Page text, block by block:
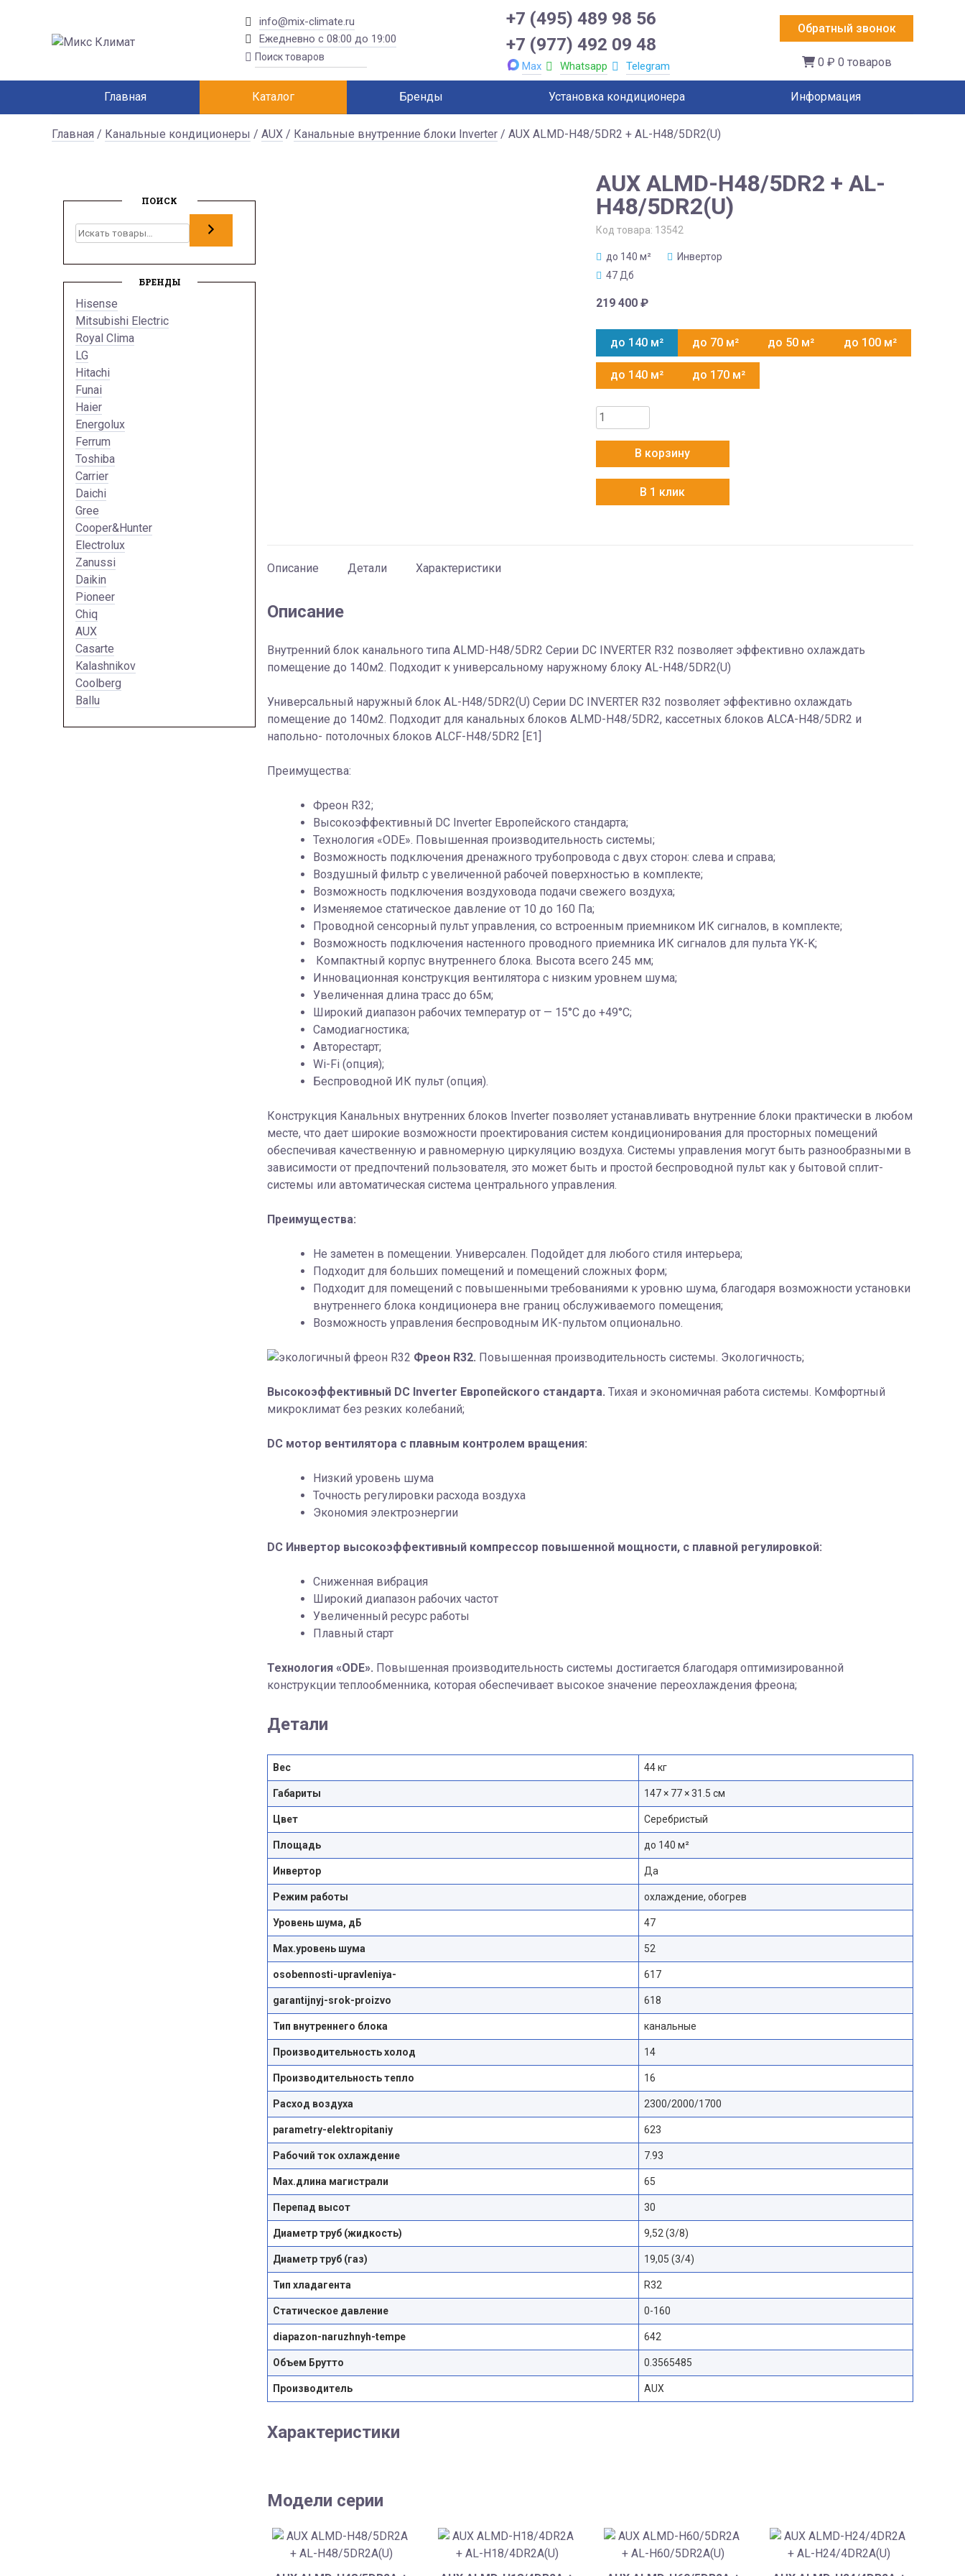
info@mix-climate.ru
Ежедневно с 08:00 до 19:00
+7 (495) 489 98 56
+7 (977) 492 09 48
Max Whatsapp Telegram
Обратный звонок
0 ₽ 0 товаров
Главная Каталог Бренды Установка кондиционера Информация
Главная / Канальные кондиционеры / AUX / Канальные внутренние блоки Inverter / AUX ALMD-H48/5DR2 + AL-H48/5DR2(U)
AUX ALMD-H48/5DR2 + AL-
H48/5DR2(U)
Код товара: 13542
до 140 м²
Инвертор
47 Дб
219 400 ₽
до 140 м² до 70 м² до 50 м² до 100 м²
до 140 м² до 170 м²
Количество
товара
ALMD-
H48/5DR2
В корзину
В 1 клик
Описание Детали Характеристики
Описание
Внутренний блок канального типа ALMD-H48/5DR2 Серии DC INVERTER R32 позволяет эффективно охлаждать
помещение до 140м2. Подходит к универсальному наружному блоку AL-H48/5DR2(U)
Универсальный наружный блок AL-H48/5DR2(U) Серии DC INVERTER R32 позволяет эффективно охлаждать
помещение до 140м2. Подходит для канальных блоков ALMD-H48/5DR2, кассетных блоков ALCA-H48/5DR2 и
напольно- потолочных блоков ALCF-Н48/5DR2 [E1]
Преимущества:
Фреон R32;
Высокоэффективный DC Inverter Европейского стандарта;
Технология «ODE». Повышенная производительность системы;
Возможность подключения дренажного трубопровода с двух сторон: слева и справа;
Воздушный фильтр с увеличенной рабочей поверхностью в комплекте;
Возможность подключения воздуховода подачи свежего воздуха;
Изменяемое статическое давление от 10 до 160 Па;
Проводной сенсорный пульт управления, со встроенным приемником ИК сигналов, в комплекте;
Возможность подключения настенного проводного приемника ИК сигналов для пульта YK-K;
Компактный корпус внутреннего блока. Высота всего 245 мм;
Инновационная конструкция вентилятора с низким уровнем шума;
Увеличенная длина трасс до 65м;
Широкий диапазон рабочих температур от — 15°С до +49°С;
Самодиагностика;
Авторестарт;
Wi-Fi (опция);
Беспроводной ИК пульт (опция).
Конструкция Канальных внутренних блоков Inverter позволяет устанавливать внутренние блоки практически в любом
месте, что дает широкие возможности проектирования систем кондиционирования для просторных помещений
обеспечивая качественную и равномерную циркуляцию воздуха. Системы управления могут быть разнообразными в
зависимости от предпочтений пользователя, это может быть и простой беспроводной пульт как у бытовой сплит-
системы или автоматическая система центрального управления.
Преимущества:
Не заметен в помещении. Универсален. Подойдет для любого стиля интерьера;
Подходит для больших помещений и помещений сложных форм;
Подходит для помещений с повышенными требованиями к уровню шума, благодаря возможности установки
внутреннего блока кондиционера вне границ обслуживаемого помещения;
Возможность управления беспроводным ИК-пультом опционально.
Фреон R32. Повышенная производительность системы. Экологичность;
Высокоэффективный DC Inverter Европейского стандарта. Тихая и экономичная работа системы. Комфортный
микроклимат без резких колебаний;
DC мотор вентилятора с плавным контролем вращения:
Низкий уровень шума
Точность регулировки расхода воздуха
Экономия электроэнергии
DC Инвертор высокоэффективный компрессор повышенной мощности, с плавной регулировкой:
Сниженная вибрация
Широкий диапазон рабочих частот
Увеличенный ресурс работы
Плавный старт
Технология «ODE». Повышенная производительность системы достигается благодаря оптимизированной
конструкции теплообменника, которая обеспечивает высокое значение переохлаждения фреона;
Детали
Вес 44 кг
Габариты 147 × 77 × 31.5 см
Цвет Серебристый
Площадь до 140 м²
Инвертор Да
Режим работы охлаждение, обогрев
Уровень шума, дБ 47
Max.уровень шума 52
osobennosti-upravleniya- 617
garantijnyj-srok-proizvo 618
Тип внутреннего блока канальные
Производительность холод 14
Производительность тепло 16
Расход воздуха 2300/2000/1700
parametry-elektropitaniy 623
Рабочий ток охлаждение 7.93
Max.длина магистрали 65
Перепад высот 30
Диаметр труб (жидкость) 9,52 (3/8)
Диаметр труб (газ) 19,05 (3/4)
Тип хладагента R32
Статическое давление 0-160
diapazon-naruzhnyh-tempe 642
Объем Брутто 0.3565485
Производитель AUX
Характеристики
Модели серии
ПОИСК
Поиск
БРЕНДЫ
Hisense
Mitsubishi Electric
Royal Clima
LG
Hitachi
Funai
Haier
Energolux
Ferrum
Toshiba
Carrier
Daichi
Gree
Cooper&Hunter
Electrolux
Zanussi
Daikin
Pioneer
Chiq
AUX
Casarte
Kalashnikov
Coolberg
Ballu